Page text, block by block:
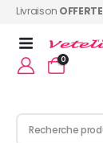
Livraison OFFERTE
0